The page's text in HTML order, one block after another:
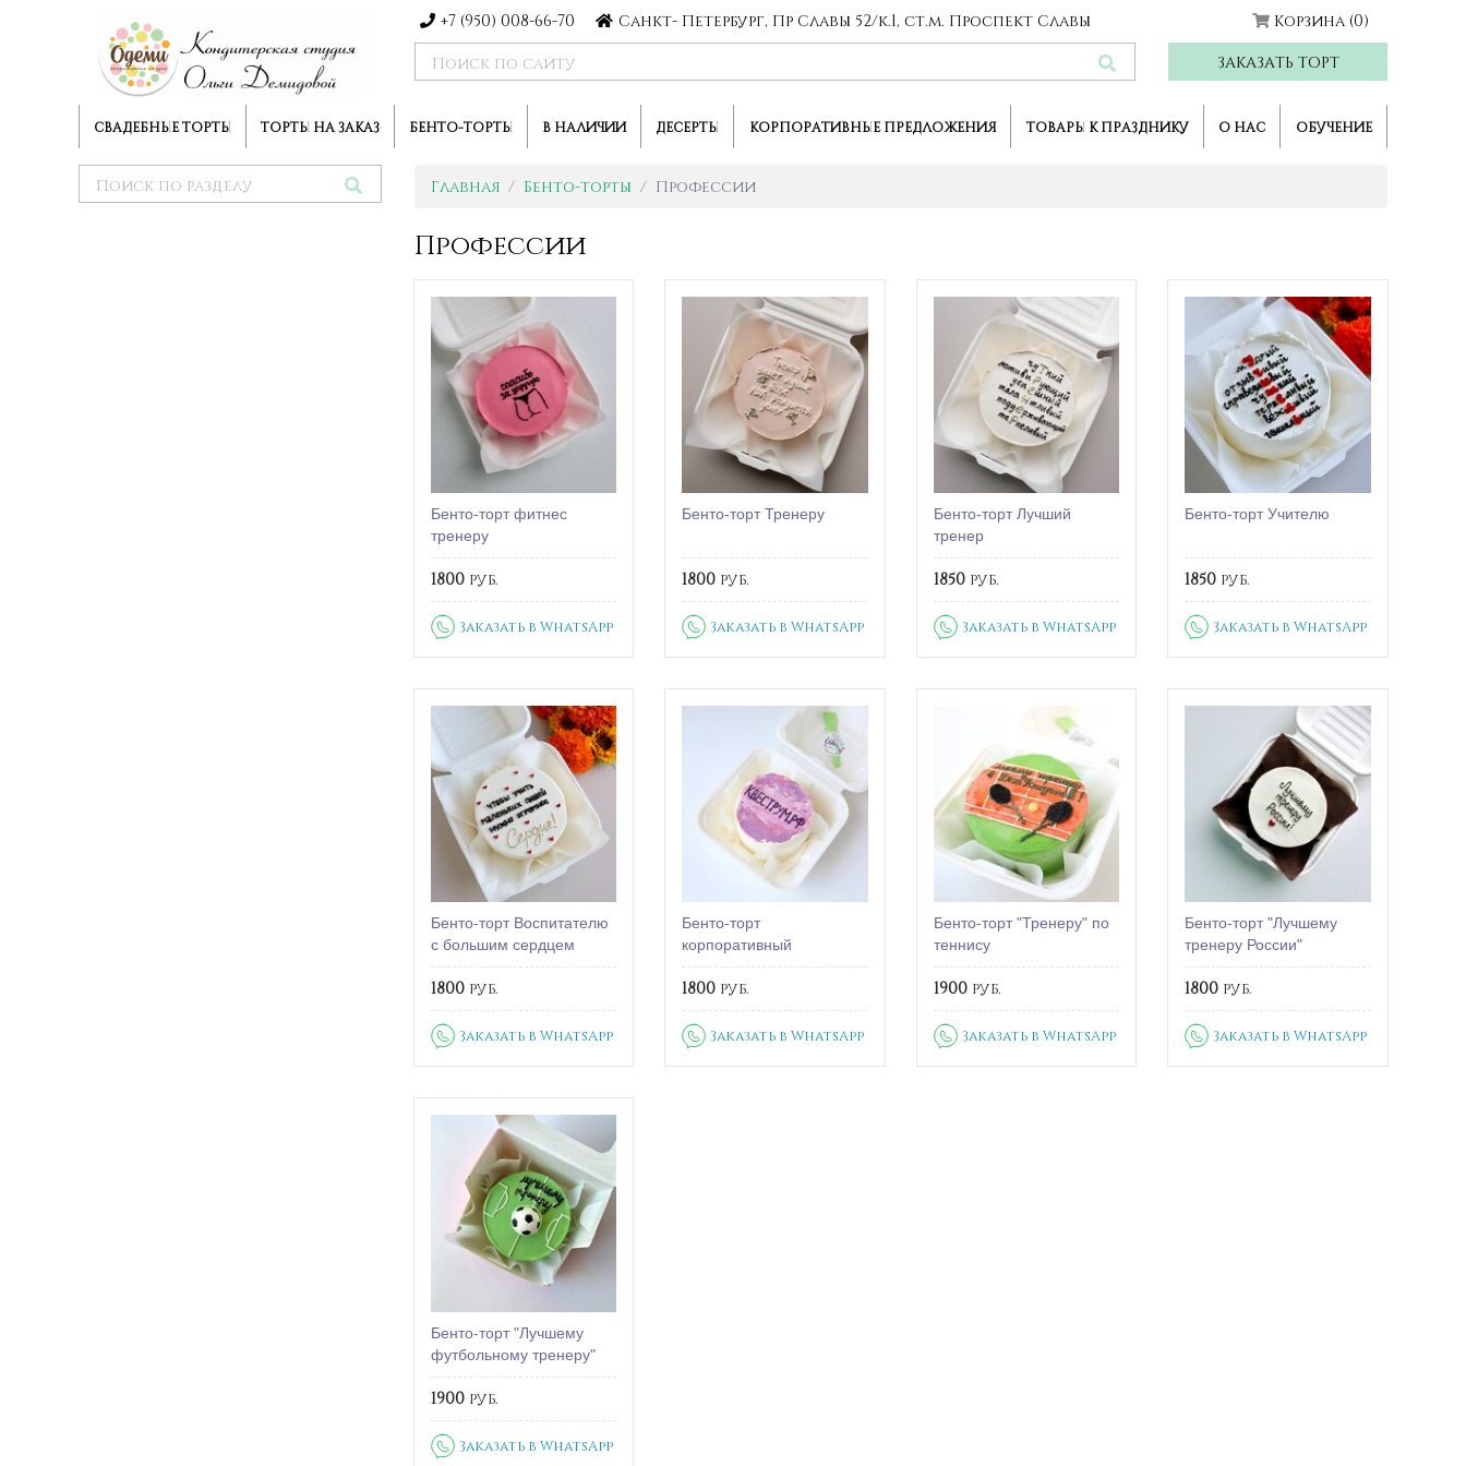
+7 (950) 008-66-70 Санкт- Петербург, Пр Славы 52/к.1, ст.м. Проспект Славы Корзина (0)
ЗАКАЗАТЬ ТОРТ
СВАДЕБНЫЕ ТОРТЫ ТОРТЫ НА ЗАКАЗ БЕНТО-ТОРТЫ В НАЛИЧИИ ДЕСЕРТЫ КОРПОРАТИВНЫЕ ПРЕДЛОЖЕНИЯ ТОВАРЫ К ПРАЗДНИКУ О НАС ОБУЧЕНИЕ
Главная Бенто-торты Профессии
Профессии
Бенто-торт фитнес
тренеру
1800руб.
Заказать в WhatsApp
Бенто-торт Тренеру
1800 руб.
Заказать в WhatsApp
Бенто-торт Лучший
тренер
1850руб.
Заказать в WhatsApp
Бенто-торт Учителю
1850 руб.
Заказать в WhatsApp
Бенто-торт Воспитателю
с большим сердцем
1800руб.
Заказать в WhatsApp
Бенто-торт
корпоративный
1800 руб.
Заказать в WhatsApp
Бенто-торт "Тренеру" по
теннису
1900руб.
Заказать в WhatsApp
Бенто-торт "Лучшему
тренеру России"
1800 руб.
Заказать в WhatsApp
Бенто-торт "Лучшему
футбольному тренеру"
1900руб.
Заказать в WhatsApp